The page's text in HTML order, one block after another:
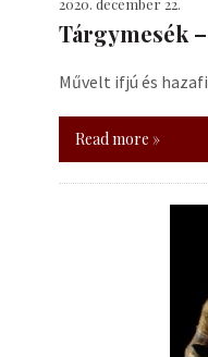
2020. december 22.
Tárgymesék
Művelt ifjú és
Read more »